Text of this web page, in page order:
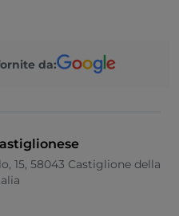
da:
15, 58043 Castiglione della